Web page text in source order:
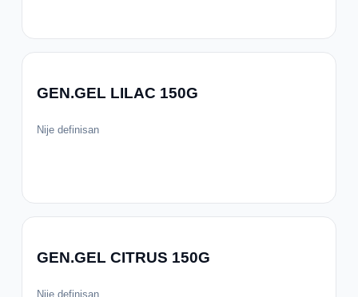
GEN.GEL LILAC 150G
Nije definisan
GEN.GEL CITRUS 150G
Nije definisan